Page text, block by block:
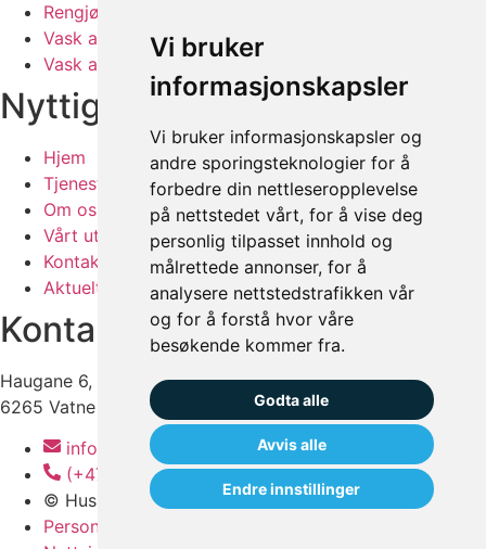
Vi bruker
informasjonskapsler
Vi bruker informasjonskapsler og
andre sporingsteknologier for å
forbedre din nettleseropplevelse
på nettstedet vårt, for å vise deg
personlig tilpasset innhold og
målrettede annonser, for å
analysere nettstedstrafikken vår
og for å forstå hvor våre
besøkende kommer fra.
Godta alle
Avvis alle
Endre innstillinger
Rengjøring av bedrift
Vask av offentlig rom
Vask av maskiner og båter
Nyttige linker
Hjem
Tjenester
Om oss
Vårt utstyr
Kontakt
Aktuelt
Kontakt oss
Haugane 6,
6265 Vatne
info@husspa.no
(+47) 92 92 89 62
© Hus Spa
Personvern